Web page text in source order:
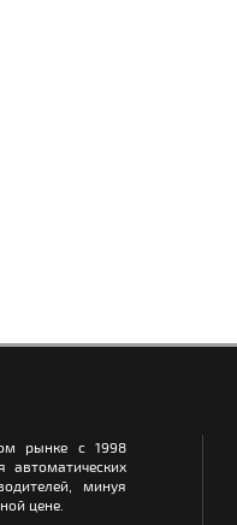
рынке с 1998
минуя
цене.